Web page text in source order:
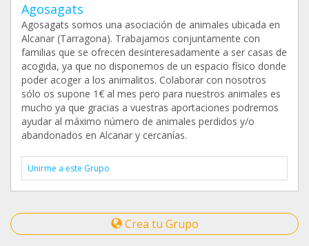
Agosagats
Agosagats somos una asociación de animales ubicada en
Alcanar (Tarragona). Trabajamos conjuntamente con
familias que se ofrecen desinteresadamente a ser casas de
acogida, ya que no disponemos de un espacio físico donde
poder acoger a los animalitos. Colaborar con nosotros
sólo os supone 1€ al mes pero para nuestros animales es
mucho ya que gracias a vuestras aportaciones podremos
ayudar al máximo número de animales perdidos y/o
abandonados en Alcanar y cercanías.
Unirme a este Grupo
Crea tu Grupo